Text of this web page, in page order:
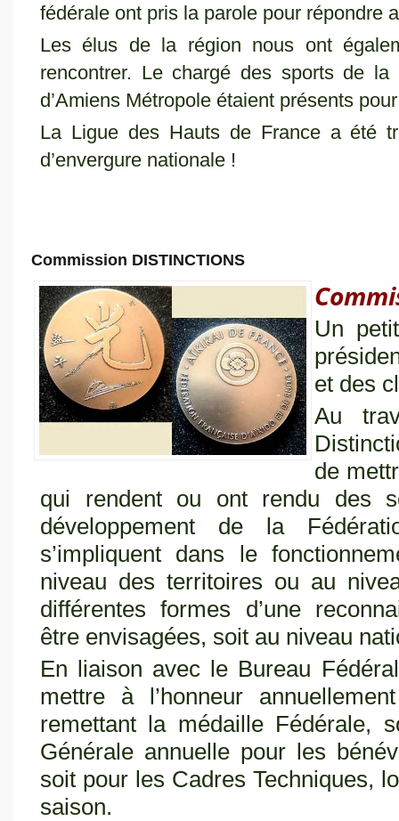
fédérale ont pris la parole pour répondre
Les élus de la région nous ont
rencontrer. Le chargé des sports de
d’Amiens Métropole étaient présents
La Ligue des Hauts de France a été
d’envergure nationale !
Commission DISTINCTIONS
Un
et des
Au
de
qui rendent ou ont rendu des
développement de la
s’impliquent dans le
niveau des territoires ou au
différentes formes d’une
être envisagées, soit au niveau
En liaison avec le Bureau
mettre à l’honneur
remettant la médaille Fédérale,
Générale annuelle pour les
soit pour les Cadres Techniques,
saison.